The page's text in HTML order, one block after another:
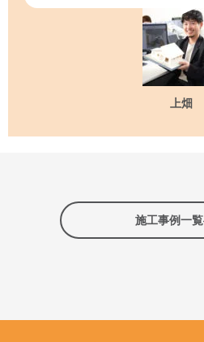
上畑
施工事例一